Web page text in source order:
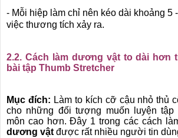
- Mỗi hiệp làm chỉ nên kéo dài khoảng 5
việc thương tích xảy ra.
2.2. Cách làm dương vật to dài hơn
bài tập Thumb Stretcher
Mục đích: Làm to kích cỡ cậu nhỏ thủ
cho những đối tượng muốn luyện tập
môn cao hơn. Đây 1 trong các cách
dương vật được rất nhiều người tin